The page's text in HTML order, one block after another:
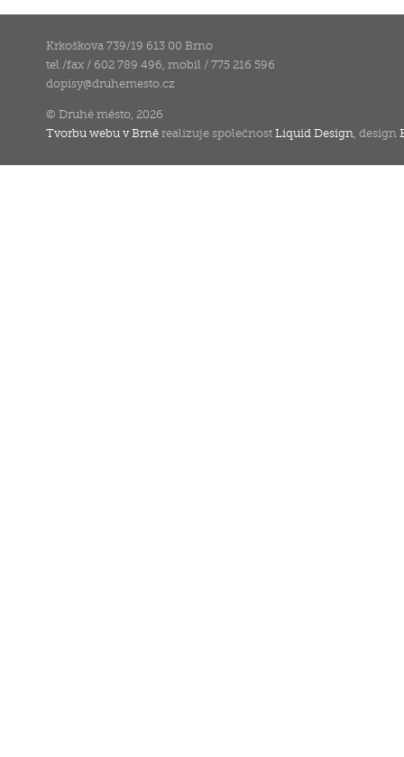
Krkoškova 739/19 613 00 Brno
tel./fax / 602 789 496, mobil / 775 216 596
dopisy@druhemesto.cz
© Druhé město, 2026
Tvorbu webu v Brně realizuje společnostLiquid Design , design